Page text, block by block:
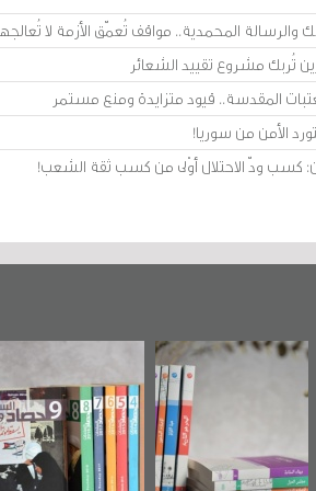
والرسالة المحمدية.. مواقف تُعمّق الأزمة لا
تُربك مشروع تقييد الشعائر
المقدسة.. قيود متزايدة ومنع مستمر
الأمن من سوريا!
كسب ودّ الاحتلال أوْلى من كسب ثقة الشعب!
"مرآة البحرين"
جديدة لمعتقل
عسكري تصدر عن
«مرآة البحرين»